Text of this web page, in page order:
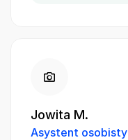
Jowita M.
Asystent osobisty